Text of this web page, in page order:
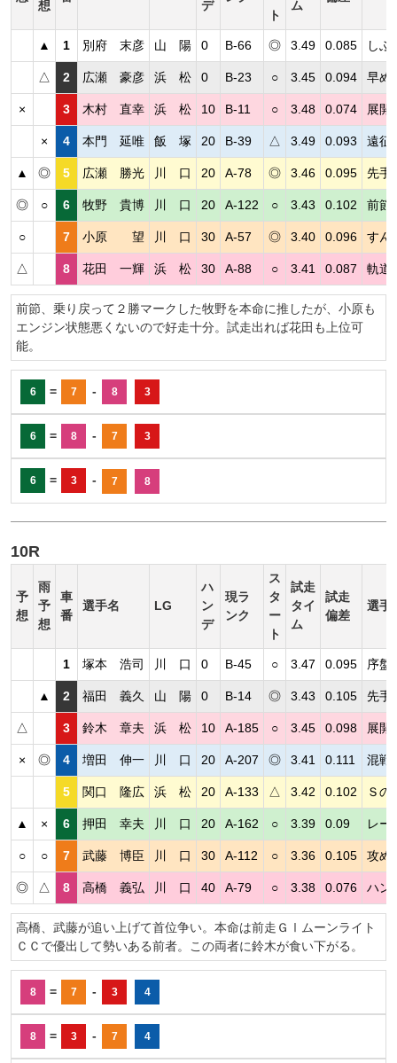
想 デ
ト
ム
▲ 1 別府 末彦 山 陽 0 B-66 ◎ 3.49 0.085 しぶ
△ 2 広瀬 豪彦 浜 松 0 B-23 ○ 3.45 0.094 早め
× 3 木村 直幸 浜 松 10 B-11 ○ 3.48 0.074 展開
× 4 本門 延唯 飯 塚 20 B-39 △ 3.49 0.093 遠征
▲ ◎ 5 広瀬 勝光 川 口 20 A-78 ◎ 3.46 0.095 先手
◎ ○ 6 牧野 貴博 川 口 20 A-122 ○ 3.43 0.102 前節
○ 7 小原 望 川 口 30 A-57 ◎ 3.40 0.096 すん
△ 8 花田 一輝 浜 松 30 A-88 ○ 3.41 0.087 軌道
前節、乗り戻って２勝マークした牧野を本命に推したが、小原も
エンジン状態悪くないので好走十分。試走出れば花田も上位可
能。
6 = 7 - 8 3
6 = 8 - 7 3
6 = 3 - 7 8
10R
予
想
雨
予
想
車
番
選手名 LG
ハ
ン
デ
現ラ
ンク
ス
タ
ー
ト
試走
タイ
ム
試走
偏差
選手
1 塚本 浩司 川 口 0 B-45 ○ 3.47 0.095 序盤
▲ 2 福田 義久 山 陽 0 B-14 ◎ 3.43 0.105 先手
△ 3 鈴木 章夫 浜 松 10 A-185 ○ 3.45 0.098 展開
× ◎ 4 増田 伸一 川 口 20 A-207 ◎ 3.41 0.111 混戦
5 関口 隆広 浜 松 20 A-133 △ 3.42 0.102 Ｓの
▲ × 6 押田 幸夫 川 口 20 A-162 ○ 3.39 0.09 レー
○ ○ 7 武藤 博臣 川 口 30 A-112 ○ 3.36 0.105 攻め
◎ △ 8 高橋 義弘 川 口 40 A-79 ○ 3.38 0.076 ハン
高橋、武藤が追い上げて首位争い。本命は前走ＧⅠムーンライト
ＣＣで優出して勢いある前者。この両者に鈴木が食い下がる。
8 = 7 - 3 4
8 = 3 - 7 4